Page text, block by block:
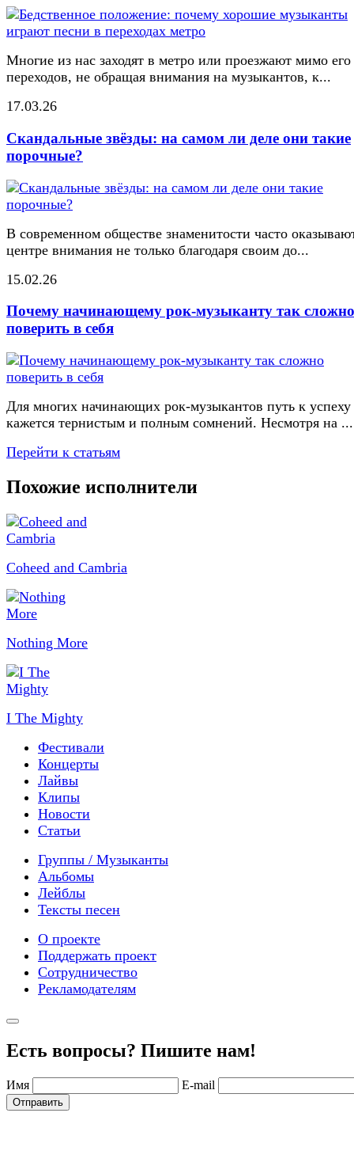
Многие из нас заходят в метро или проезжают мимо его
переходов, не обращая внимания на музыкантов, к...
17.03.26
Скандальные звёзды: на самом ли деле они такие
порочные?
В современном обществе знаменитости часто
центре внимания не только благодаря своим до...
15.02.26
Почему начинающему рок-музыканту так сложно
поверить в себя
Для многих начинающих рок-музыкантов путь к успеху
кажется тернистым и полным сомнений. Несмотря на ...
Перейти к статьям
Похожие исполнители
Coheed and Cambria
Nothing More
I The Mighty
Фестивали
Концерты
Лайвы
Клипы
Новости
Статьи
Группы / Музыканты
Альбомы
Лейблы
Тексты песен
О проекте
Поддержать проект
Сотрудничество
Рекламодателям
Есть вопросы? Пишите нам!
Имя E-mail